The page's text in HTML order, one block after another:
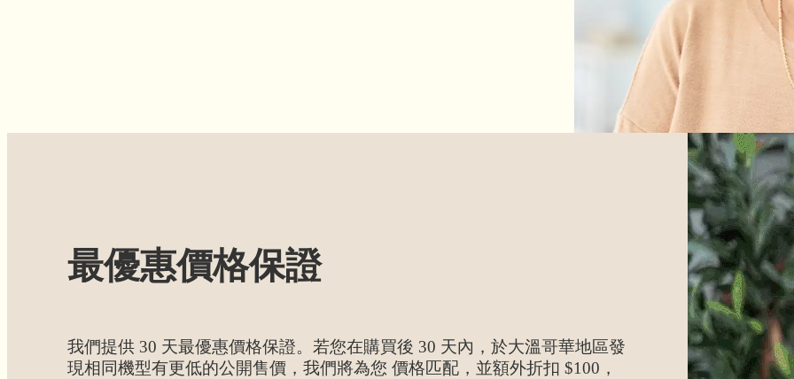
最優惠價格保證
我們提供 30 天最優惠價格保證。若您在購買後 30 天內，於大溫哥華地區發
現相同機型有更低的公開售價，我們將為您 價格匹配，並額外折扣 $100，